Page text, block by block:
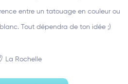
entre un tatouage en couleur ou
Tout dépendra de ton idée ;)
La Rochelle